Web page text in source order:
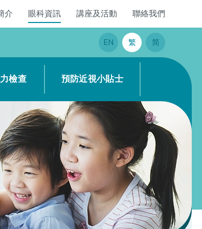
介 眼科資訊 講座及活動 聯絡我們
EN 繁 简
檢查 預防近視小貼士